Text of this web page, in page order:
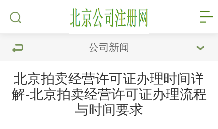
公司新闻
北京拍卖经营许可证办理时间详
解-北京拍卖经营许可证办理流程
与时间要求